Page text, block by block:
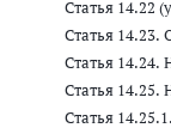
Статья 14.22
Статья
Статья 14.24.
Статья 14.25.
Статья